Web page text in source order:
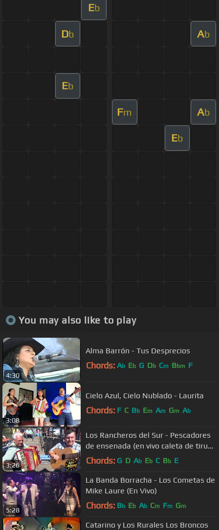
Eb
Db Ab
Eb
Fm Ab
Eb
You may also like to play
4:30
Alma Barrón - Tus Desprecios
Chords: Ab Eb G Db Cm Bbm F
3:08
Cielo Azul, Cielo Nublado - Laurita
Chords: F C Bb Em Am Gm Ab
3:26
Los Rancheros del Sur - Pescadores
de ensenada (en vivo caleta de tirua
2019)
Chords: G D Ab Eb C Bb E
5:28
La Banda Borracha - Los Cometas de
Mike Laure (En Vivo)
Chords: Bb Eb Ab Cm Fm Gm
Catarino y Los Rurales Los Broncos